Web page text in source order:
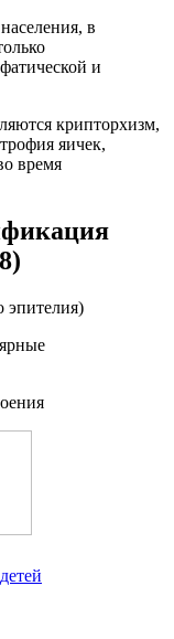
в
и
крипторхизм,
яичек,
время
эпителия)